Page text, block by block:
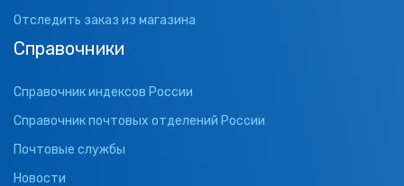
Отследить заказ из магазина
Справочники
Справочник индексов России
Справочник почтовых отделений России
Почтовые службы
Новости